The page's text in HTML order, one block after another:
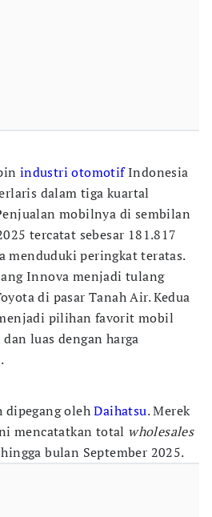
industri otomotifIndonesia
dalam tiga kuartal
mobilnya di sembilan
tercatat sebesar 181.817
menduduki peringkat teratas.
Innova menjadi tulang
di pasar Tanah Air. Kedua
pilihan favorit mobil
luas dengan harga
dipegang olehDaihatsu. Merek
mencatatkan total wholesales
bulan September 2025.